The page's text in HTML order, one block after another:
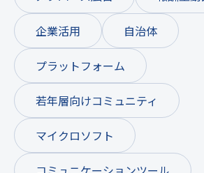
企業活用 自治体
プラットフォーム
若年層向けコミュニティ
マイクロソフト